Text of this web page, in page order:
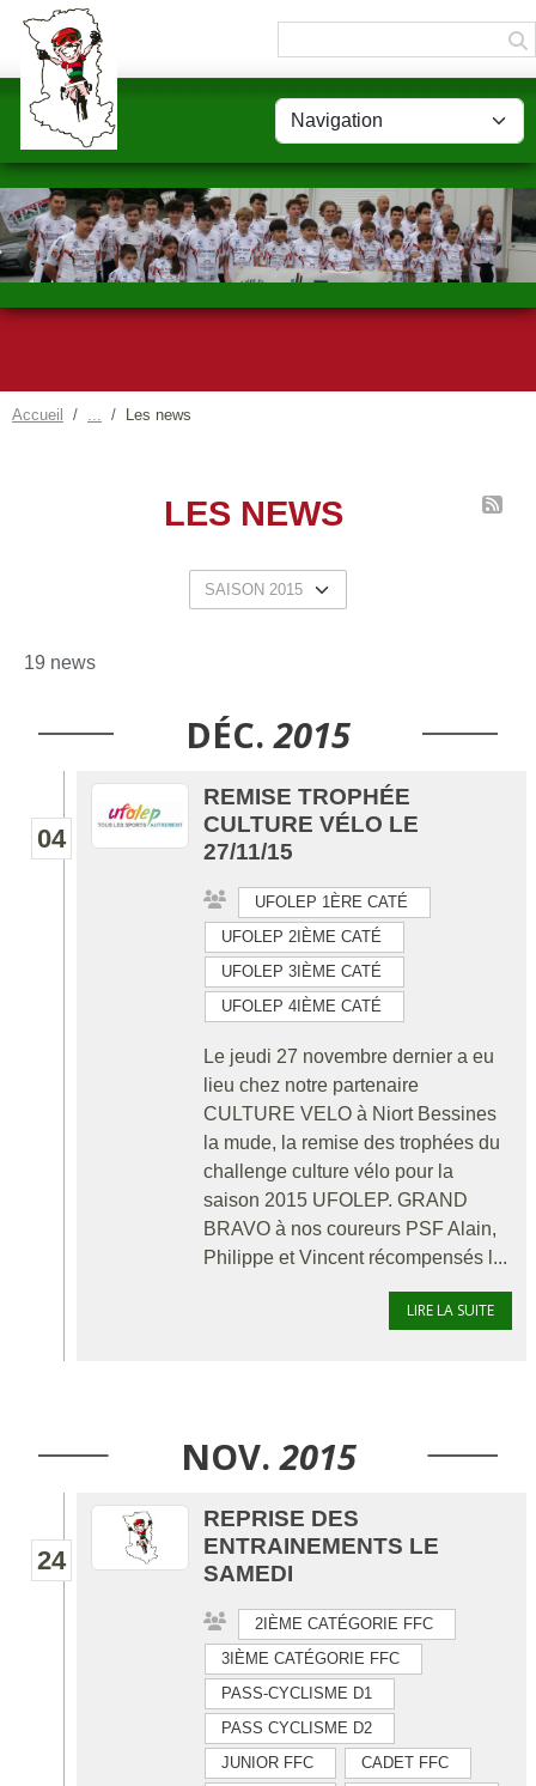
Accueil Les news
LES NEWS
19 news
DÉC. 2015
04
REMISE TROPHÉE
CULTURE VÉLO LE
27/11/15
UFOLEP 1ÈRE CATÉ
UFOLEP 2IÈME CATÉ
UFOLEP 3IÈME CATÉ
UFOLEP 4IÈME CATÉ
Le jeudi 27 novembre dernier a eu
lieu chez notre partenaire
CULTURE VELO à Niort Bessines
la mude, la remise des trophées du
challenge culture vélo pour la
saison 2015 UFOLEP. GRAND
BRAVO à nos coureurs PSF Alain,
Philippe et Vincent récompensés l...
LIRE LA SUITE
NOV. 2015
24
REPRISE DES
ENTRAINEMENTS LE
SAMEDI
2IÈME CATÉGORIE FFC
3IÈME CATÉGORIE FFC
PASS-CYCLISME D1
PASS CYCLISME D2
JUNIOR FFC
CADET FFC
Panneau de gestion des cookies